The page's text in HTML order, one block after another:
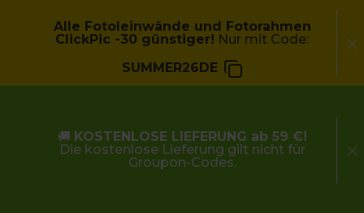
Alle Fotoleinwände und Fotorahmen
ClickPic -30 günstiger! Nur mit Code:
SUMMER26DE
🚚 KOSTENLOSE LIEFERUNG ab 59 €!
Die kostenlose Lieferung gilt nicht für
Groupon-Codes.